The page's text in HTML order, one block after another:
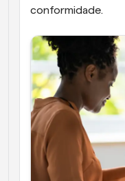
conformidade.